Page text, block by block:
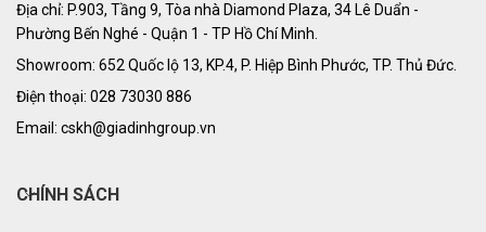
Địa chỉ: P.903, Tầng 9, Tòa nhà Diamond Plaza, 34 Lê Duẩn -
Phường Bến Nghé - Quận 1 - TP Hồ Chí Minh.
Showroom: 652 Quốc lộ 13, KP.4, P. Hiệp Bình Phước, TP. Thủ Đức.
Điện thoại: 028 73030 886
Email: cskh@giadinhgroup.vn
CHÍNH SÁCH